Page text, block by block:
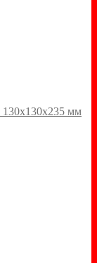
130х130х235 мм